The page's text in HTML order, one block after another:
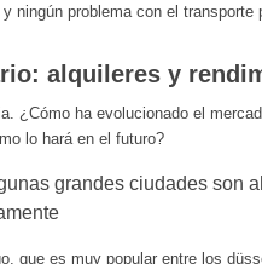
ningún problema con el transporte
alquileres y
¿Cómo ha evolucionado el
lo hará en el futuro?
grandes ciudades son
que es muy popular entre los